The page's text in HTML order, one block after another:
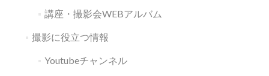
講座・撮影会WEBアルバム
撮影に役立つ情報
Youtubeチャンネル